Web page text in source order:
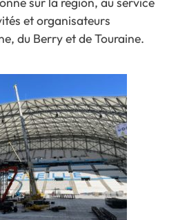
et organisateurs
du Berry et de Touraine.